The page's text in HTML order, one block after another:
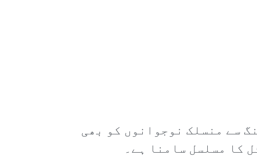
سے منسلک نوجوانوں کو بھی
کا مسلسل سامنا ہے۔